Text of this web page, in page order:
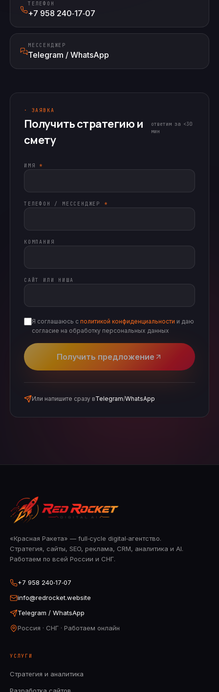
ТЕЛЕФОН
+7 958 240‑17‑07
МЕССЕНДЖЕР
Telegram / WhatsApp
· ЗАЯВКА
Получить стратегию и
смету
ответим за <30
мин
ИМЯ *
ТЕЛЕФОН / МЕССЕНДЖЕР *
КОМПАНИЯ
САЙТ ИЛИ НИША
Я соглашаюсь с политикой конфиденциальности и даю
согласие на обработку персональных данных
Получить предложение
Или напишите сразу вTelegram/WhatsApp
«Красная Ракета» — full‑cycle digital‑агентство.
Стратегия, сайты, SEO, реклама, CRM, аналитика и AI.
Работаем по всей России и СНГ.
+7 958 240‑17‑07
info@redrocket.website
Telegram / WhatsApp
Россия · СНГ · Работаем онлайн
УСЛУГИ
Стратегия и аналитика